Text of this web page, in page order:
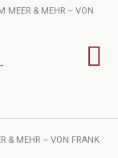
MEER & MEHR – VON
& MEHR – VON FRANK